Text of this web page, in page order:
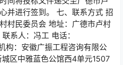
并进行签到。 七、联系方式 招
村民委员会 地址：广德市卢村
系人：冯工 电话：
构：安徽广振工程咨询有限公
区中雅蓝色公馆西4单元1507